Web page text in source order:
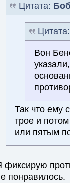
Цитата:
Вон
Так что ему
трое и
или пятым
фиксирую
понравилось.